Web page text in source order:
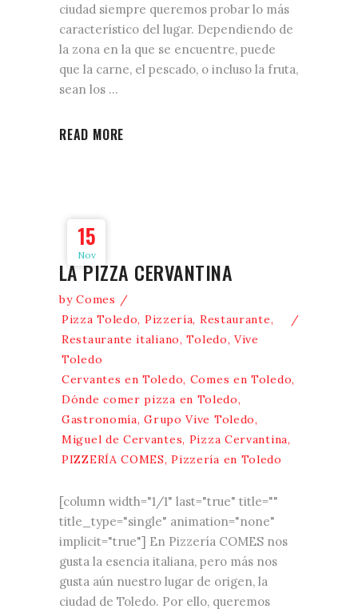
ciudad siempre queremos probar lo más
característico del lugar. Dependiendo de
la zona en la que se encuentre, puede
que la carne, el pescado, o incluso la fruta,
sean los
READ MORE
15
Nov
LA PIZZA CERVANTINA
byComes
Pizza Toledo, Pizzería, Restaurante,
Restaurante italiano,Toledo,Vive
Toledo
Cervantes en Toledo, Comes en Toledo,
Dónde comer pizza en Toledo,
Gastronomía,Grupo Vive Toledo,
Miguel de Cervantes, Pizza Cervantina,
PIZZERÍA COMES,Pizzería en Toledo
[column width="1/1" last="true" title=""
title_type="single" animation="none"
implicit="true"] En Pizzería COMES nos
gusta la esencia italiana, pero más nos
gusta aún nuestro lugar de origen, la
ciudad de Toledo. Por ello, queremos